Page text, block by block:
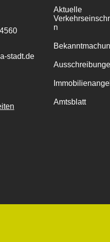
stadt.de
Aktuelle
n
Amtsblatt